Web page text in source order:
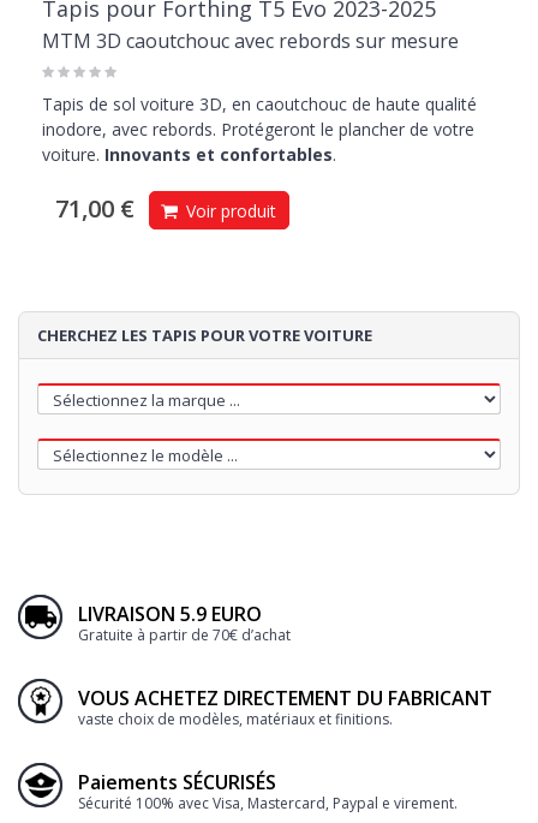
Tapis pour Forthing T5 Evo 2023-2025
MTM 3D caoutchouc avec rebords sur mesure
Tapis de sol voiture 3D, en caoutchouc de haute qualité
inodore, avec rebords. Protégeront le plancher de votre
voiture. Innovants et confortables.
71,00 € Voir produit
CHERCHEZ LES TAPIS POUR VOTRE VOITURE
LIVRAISON 5.9 EURO
Gratuite à partir de 70€ d’achat
VOUS ACHETEZ DIRECTEMENT DU FABRICANT
vaste choix de modèles, matériaux et finitions.
Paiements SÉCURISÉS
Sécurité 100% avec Visa, Mastercard, Paypal e virement.